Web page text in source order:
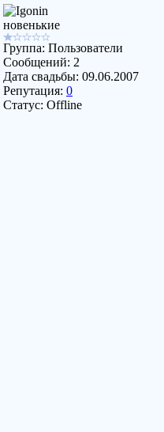
новенькие
Группа: Пользователи
Сообщений: 2
Дата свадьбы: 09.06.2007
Репутация: 0
Статус: Offline